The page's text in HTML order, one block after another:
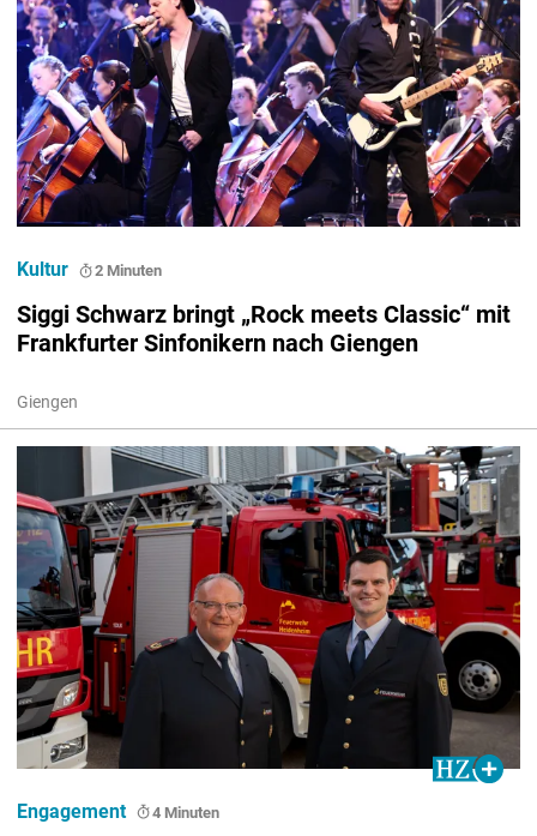
Siggi Schwarz bringt „Rock meets Classic“ mit
Frankfurter Sinfonikern nach Giengen
Giengen
Kultur 2 Minuten
Engagement 4 Minuten